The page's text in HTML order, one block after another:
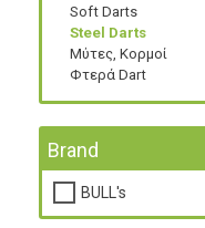
Soft Darts
Steel Darts
Μύτες, Κορμοί
Φτερά Dart
Brand
BULL's